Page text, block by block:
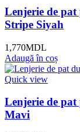
Lenjerie de pat
Stripe Siyah
1,770MDL
Adaugă în coș
Quick view
Lenjerie de
Mavi